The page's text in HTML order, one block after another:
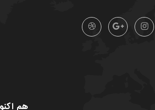
هم